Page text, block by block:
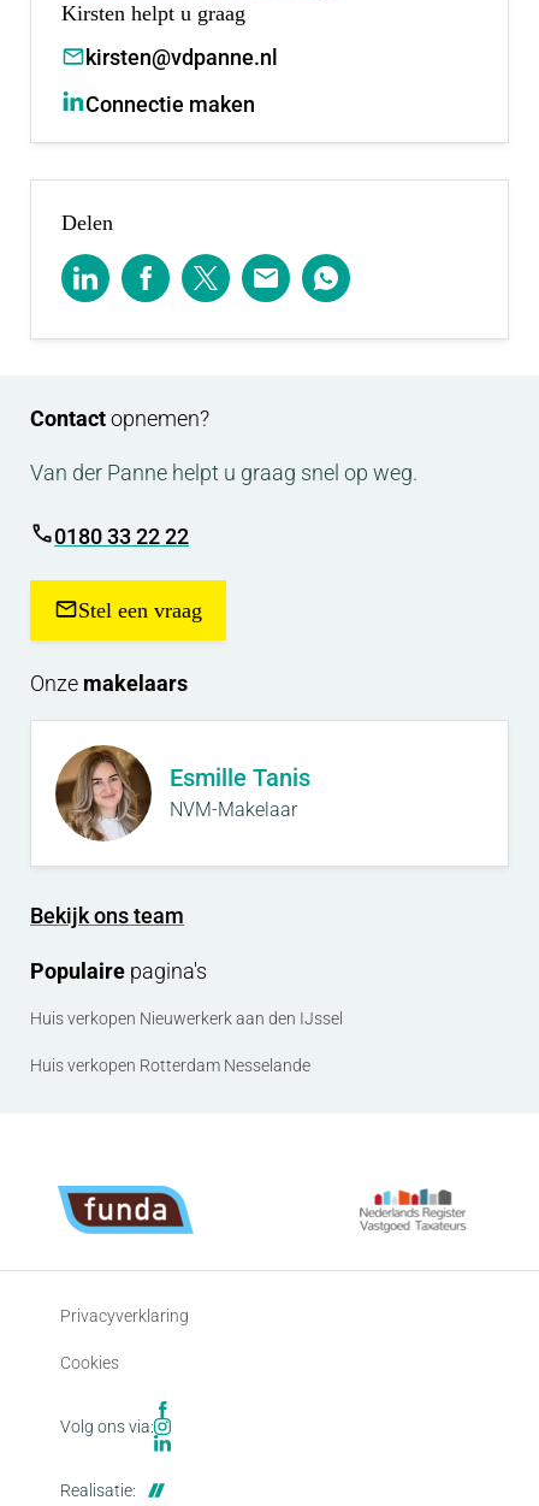
Kirsten helpt u graag
kirsten@vdpanne.nl
Connectie maken
Delen
Contactopnemen?
Van der Panne helpt u graag snel op weg.
0180 33 22 22
Stel een vraag
Onze makelaars
Esmille Tanis
NVM-Makelaar
Bekijk ons team
Populaire pagina's
Huis verkopen Nieuwerkerk aan den IJssel
Huis verkopen Rotterdam Nesselande
Privacyverklaring
Cookies
Volg ons via:
Realisatie: